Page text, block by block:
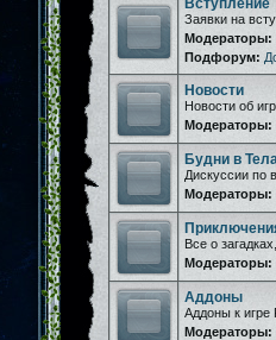
Вступление
Заявки на
Модераторы:
Подфорум:
Новости
Новости об
Модераторы:
Будни в
Дискуссии по
Модераторы:
Все о
Модераторы:
Аддоны
Аддоны к игре
Модераторы: